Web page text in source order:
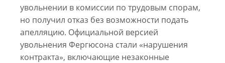
увольнении в комиссии по трудовым спорам,
но получил отказ без возможности подать
апелляцию. Официальной версией
увольнения Фергюсона стали «нарушения
контракта», включающие незаконные